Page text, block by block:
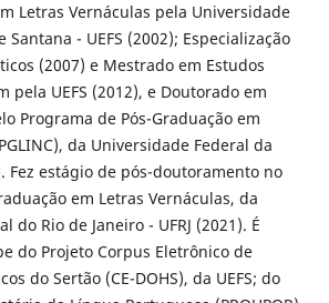
Letras Vernáculas pela Universidade
Santana - UEFS (2002); Especialização
(2007) e Mestrado em Estudos
pela UEFS (2012), e Doutorado em
Programa de Pós-Graduação em
da Universidade Federal da
Fez estágio de pós-doutoramento no
em Letras Vernáculas, da
do Rio de Janeiro - UFRJ (2021). É
do Projeto Corpus Eletrônico de
do Sertão (CE-DOHS), da UEFS; do